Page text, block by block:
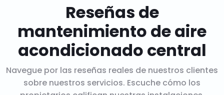
Reseñas de
mantenimiento de aire
acondicionado central
Navegue por las reseñas reales de nuestros clientes
sobre nuestros servicios. Escuche cómo los